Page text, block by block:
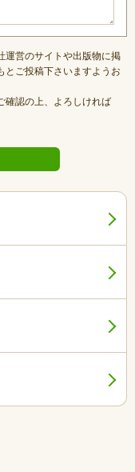
運営のサイトや出版物に掲
とご投稿下さいますようお
確認の上、よろしければ